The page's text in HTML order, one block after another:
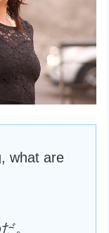
what are
。